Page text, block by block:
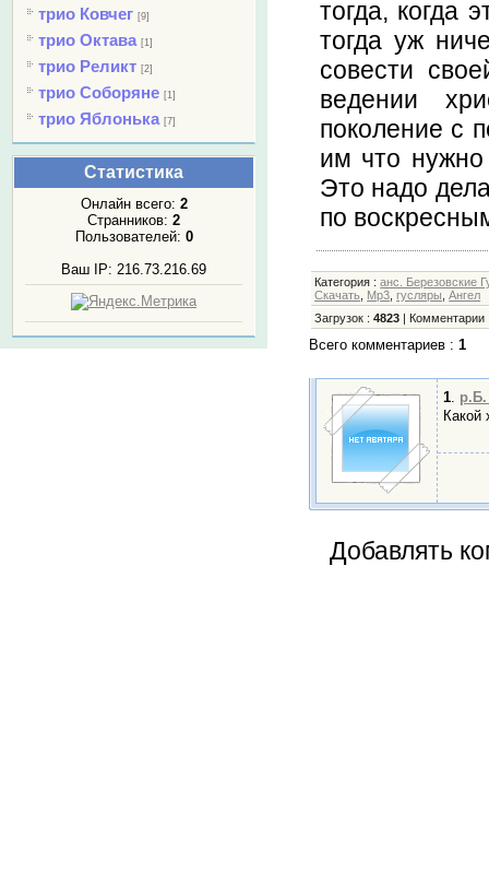
трио Ковчег [9]
трио Октава [1]
трио Реликт [2]
трио Соборяне [1]
трио Яблонька [7]
Статистика
Онлайн всего: 2
Странников: 2
Пользователей: 0
Ваш IP: 216.73.216.69
тогда, когда
тогда уж
совести
ведении
поколение с
им что
Это надо
по
Категория :анс. Березовские
Скачать
Mp3 ,гусляры ,Ангел
Загрузок :4823 Комментарии
Всего комментариев :1
1.
Какой
Добавлять